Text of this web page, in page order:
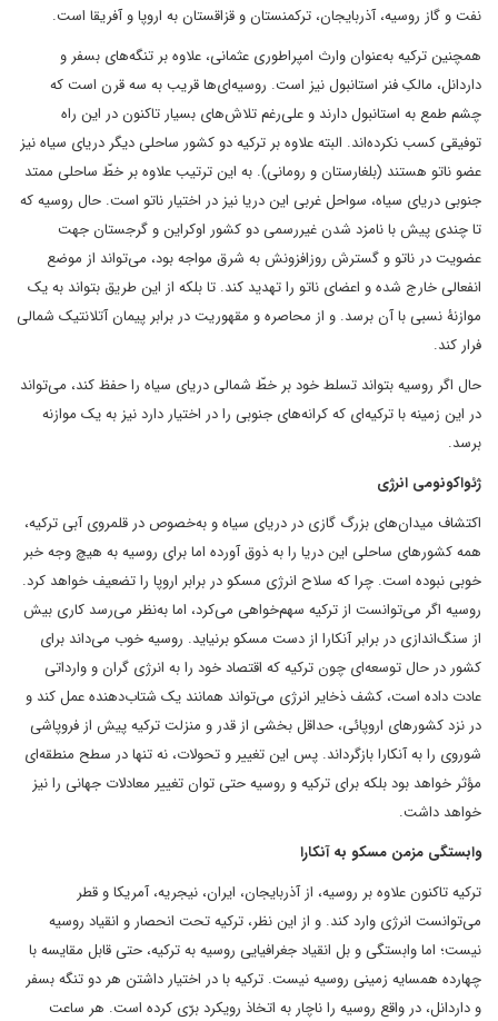
نفت و گاز روسیه، آذربایجان، ترکمنستان و قزاقستان به اروپا و آفریقا است.
همچنین ترکیه به‌عنوان وارث امپراطوری عثمانی، علاوه بر تنگه‌های بسفر و
داردانل، مالکِ فنر استانبول نیز است. روسیه‌ای‌ها قریب به سه قرن است که
چشم طمع به استانبول دارند و علی‌رغم تلاش‌های بسیار تاکنون در این راه
توفیقی کسب نکرده‌اند. البته علاوه بر ترکیه دو کشور ساحلی دیگر دریای سیاه نیز
عضو ناتو هستند (بلغارستان و رومانی). به این ترتیب علاوه بر خطّ ساحلی ممتد
جنوبی دریای سیاه، سواحل غربی این دریا نیز در اختیار ناتو است. حال روسیه که
تا چندی پیش با نامزد شدن غیررسمی دو کشور اوکراین و گرجستان جهت
عضویت در ناتو و گسترش روزافزونش به شرق مواجه بود، می‌تواند از موضع
انفعالی خارج شده و اعضای ناتو را تهدید کند. تا بلکه از این طریق بتواند به یک
موازنۀ نسبی با آن برسد. و از محاصره و مقهوریت در برابر پیمان آتلانتیک شمالی
فرار کند.
حال اگر روسیه بتواند تسلط خود بر خطّ شمالی دریای سیاه را حفظ کند، می‌تواند
در این زمینه با ترکیه‌ای که کرانه‌های جنوبی را در اختیار دارد نیز به یک موازنه
برسد.
ژئواکونومی انرژی
اکتشاف میدان‌های بزرگ گازی در دریای سیاه و به‌خصوص در قلمروی آبی ترکیه،
همه کشورهای ساحلی این دریا را به ذوق آورده اما برای روسیه به هیچ وجه خبر
خوبی نبوده است. چرا که سلاح انرژی مسکو در برابر اروپا را تضعیف خواهد کرد.
روسیه اگر می‌توانست از ترکیه سهم‌خواهی می‌کرد، اما به‌نظر می‌رسد کاری بیش
از سنگ‌اندازی در برابر آنکارا از دست مسکو برنیاید. روسیه خوب می‌داند برای
کشور در حال توسعه‌ای چون ترکیه که اقتصاد خود را به انرژی گران و وارداتی
عادت داده است، کشف ذخایر انرژی می‌تواند همانند یک شتاب‌دهنده عمل کند و
در نزد کشورهای اروپائی، حداقل بخشی از قدر و منزلت ترکیه پیش از فروپاشی
شوروی را به آنکارا بازگرداند. پس این تغییر و تحولات، نه تنها در سطح منطقه‌ای
مؤثر خواهد بود بلکه برای ترکیه و روسیه حتی توان تغییر معادلات جهانی را نیز
خواهد داشت.
وابستگی مزمن مسکو به آنکارا
ترکیه تاکنون علاوه بر روسیه، از آذربایجان، ایران، نیجریه، آمریکا و قطر
می‌توانست انرژی وارد کند. و از این نظر، ترکیه تحت انحصار و انقیاد روسیه
نیست؛ اما وابستگی و بل انقیاد جغرافیایی روسیه به ترکیه، حتی قابل مقایسه با
چهارده همسایه زمینی روسیه نیست. ترکیه با در اختیار داشتن هر دو تنگه بسفر
و داردانل، در واقع روسیه را ناچار به اتخاذ رویکرد برّی کرده است. هر ساعت